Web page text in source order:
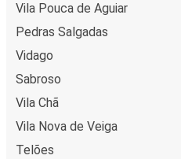
Vila Pouca de Aguiar
Pedras Salgadas
Vidago
Sabroso
Vila Chã
Vila Nova de Veiga
Telões